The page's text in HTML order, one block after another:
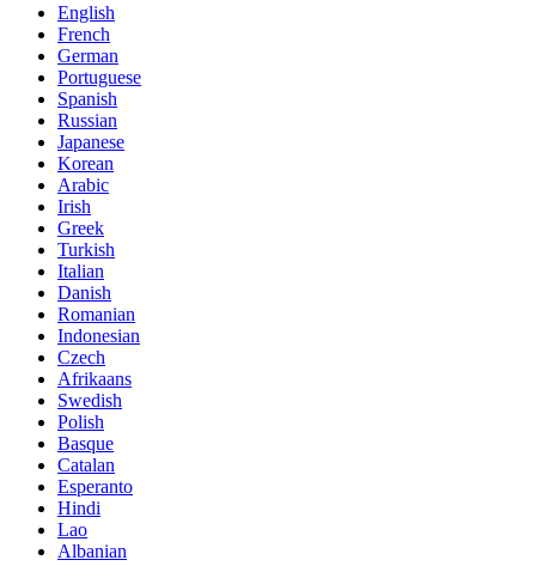
English
French
German
Portuguese
Spanish
Russian
Japanese
Korean
Arabic
Irish
Greek
Turkish
Italian
Danish
Romanian
Indonesian
Czech
Afrikaans
Swedish
Polish
Basque
Catalan
Esperanto
Hindi
Lao
Albanian